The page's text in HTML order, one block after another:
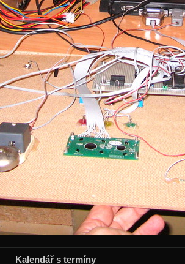
Kalendář s termíny